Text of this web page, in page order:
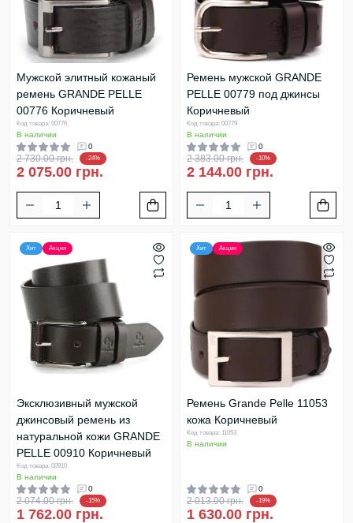
Мужской элитный кожаный
ремень GRANDE PELLE
00776 Коричневый
Код товара: 00776
В наличии
0
2 730.00 грн. -24%
2 075.00 грн.
Ремень мужской GRANDE
PELLE 00779 под джинсы
Коричневый
Код товара: 00779
В наличии
0
2 383.00 грн. -10%
2 144.00 грн.
Хит Акция
Эксклюзивный мужской
джинсовый ремень из
натуральной кожи GRANDE
PELLE 00910 Коричневый
Код товара: 00910
В наличии
0
2 074.00 грн. -15%
1 762.00 грн.
Хит Акция
Ремень Grande Pelle 11053
кожа Коричневый
Код товара: 11053
В наличии
0
2 013.00 грн. -19%
1 630.00 грн.